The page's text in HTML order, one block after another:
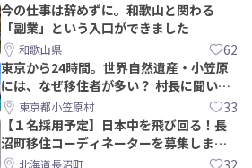
今の仕事は辞めずに。和歌山と関わる
「副業」という入口ができました
和歌山県 62
東京から24時間。世界自然遺産・小笠原
には、なぜ移住者が多い？ 村長に聞いて
みた東京都小笠原村 33
【１名採用予定】日本中を飛び回る！長
沼町移住コーディネーターを募集しま
す！北海道長沼町